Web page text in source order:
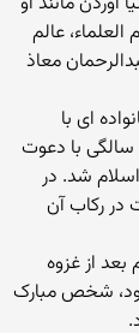
عالم
معاذ
ای با
با دعوت
شد. در
در رکاب آن
از غزوه
شخص مبارک